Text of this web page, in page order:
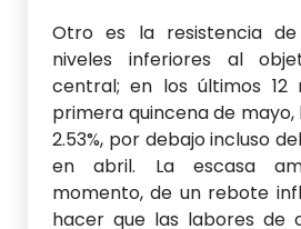
Otro es la resistencia
niveles inferiores al
central; en los últimos 12
primera quincena de mayo,
2.53%, por debajo incluso
en abril. La escasa
momento, de un rebote
hacer que las labores de